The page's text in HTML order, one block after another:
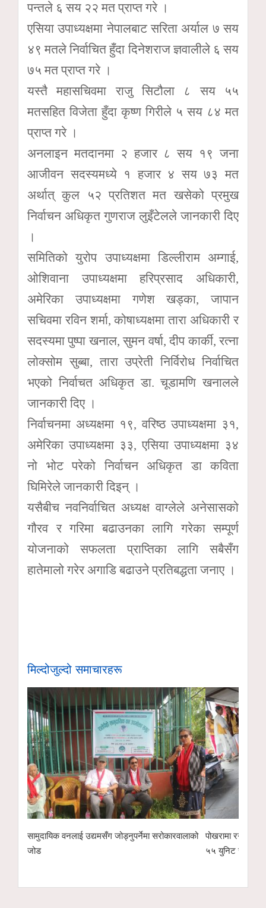
पन्तले ६ सय २२ मत प्राप्त गरे ।
एसिया उपाध्यक्षमा नेपालबाट सरिता अर्याल ७ सय
४९ मतले निर्वाचित हुँदा दिनेशराज ज्ञवालीले ६ सय
७५ मत प्राप्त गरे ।
यस्तै महासचिवमा राजु सिटौला ८ सय ५५
मतसहित विजेता हुँदा कृष्ण गिरीले ५ सय ८४ मत
प्राप्त गरे ।
अनलाइन मतदानमा २ हजार ८ सय १९ जना
आजीवन सदस्यमध्ये १ हजार ४ सय ७३ मत
अर्थात् कुल ५२ प्रतिशत मत खसेको प्रमुख
निर्वाचन अधिकृत गुणराज लुइँटेलले जानकारी दिए
।
समितिको युरोप उपाध्यक्षमा डिल्लीराम अम्गाई,
ओशिवाना उपाध्यक्षमा हरिप्रसाद अधिकारी,
अमेरिका उपाध्यक्षमा गणेश खड्का, जापान
सचिवमा रविन शर्मा, कोषाध्यक्षमा तारा अधिकारी र
सदस्यमा पुष्पा खनाल, सुमन वर्षा, दीप कार्की, रत्ना
लोक्सोम सुब्बा, तारा उप्रेती निर्विरोध निर्वाचित
भएको निर्वाचत अधिकृत डा. चूडामणि खनालले
जानकारी दिए ।
निर्वाचनमा अध्यक्षमा १९, वरिष्ठ उपाध्यक्षमा ३१,
अमेरिका उपाध्यक्षमा ३३, एसिया उपाध्यक्षमा ३४
नो भोट परेको निर्वाचन अधिकृत डा कविता
घिमिरेले जानकारी दिइन् ।
यसैबीच नवनिर्वाचित अध्यक्ष वाग्लेले अनेसासको
गौरव र गरिमा बढाउनका लागि गरेका सम्पूर्ण
योजनाको सफलता प्राप्तिका लागि सबैसँग
हातेमालो गरेर अगाडि बढाउने प्रतिबद्धता जनाए ।
मिल्दोजुल्दो समाचारहरू
पोखरामा रगत अभाव हुन नदिन लायन्स क्लबको रक्तदान, गीताञ्जली